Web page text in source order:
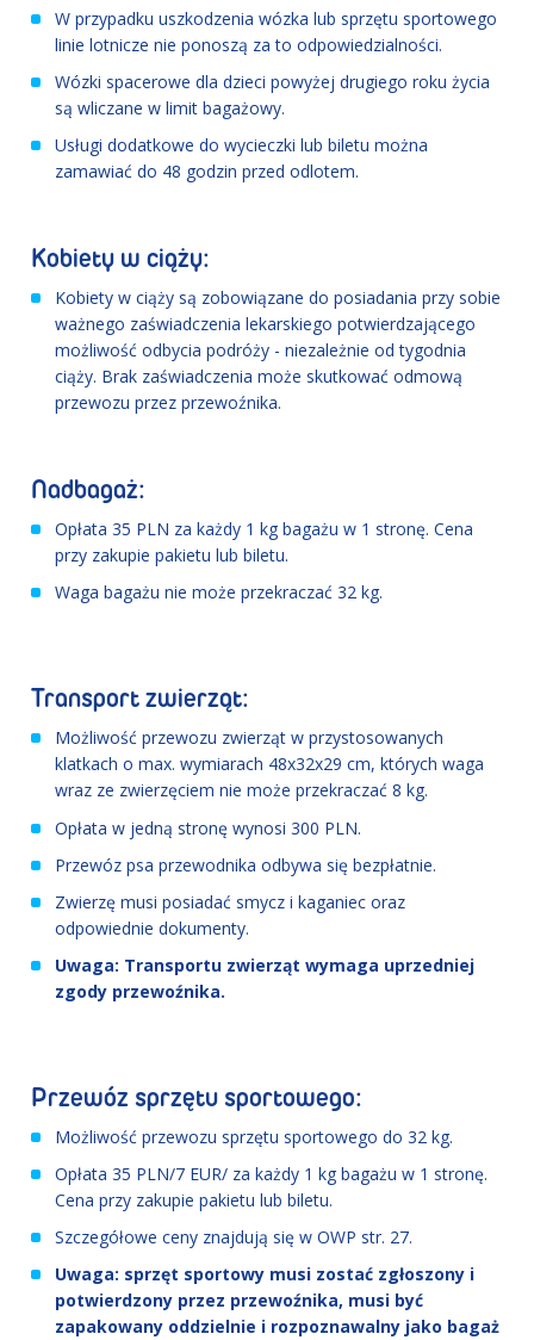
W przypadku uszkodzenia wózka lub sprzętu sportowego
linie lotnicze nie ponoszą za to odpowiedzialności.
Wózki spacerowe dla dzieci powyżej drugiego roku życia
są wliczane w limit bagażowy.
Usługi dodatkowe do wycieczki lub biletu można
zamawiać do 48 godzin przed odlotem.
Kobiety w ciąży:
Kobiety w ciąży są zobowiązane do posiadania przy sobie
ważnego zaświadczenia lekarskiego potwierdzającego
możliwość odbycia podróży - niezależnie od tygodnia
ciąży. Brak zaświadczenia może skutkować odmową
przewozu przez przewoźnika.
Nadbagaż:
Opłata 35 PLN za każdy 1 kg bagażu w 1 stronę. Cena
przy zakupie pakietu lub biletu.
Waga bagażu nie może przekraczać 32 kg.
Transport zwierząt:
Możliwość przewozu zwierząt w przystosowanych
klatkach o max. wymiarach 48x32x29 cm, których waga
wraz ze zwierzęciem nie może przekraczać 8 kg.
Opłata w jedną stronę wynosi 300 PLN.
Przewóz psa przewodnika odbywa się bezpłatnie.
Zwierzę musi posiadać smycz i kaganiec oraz
odpowiednie dokumenty.
Uwaga: Transportu zwierząt wymaga uprzedniej
zgody przewoźnika.
Przewóz sprzętu sportowego:
Możliwość przewozu sprzętu sportowego do 32 kg.
Opłata 35 PLN/7 EUR/ za każdy 1 kg bagażu w 1 stronę.
Cena przy zakupie pakietu lub biletu.
Szczegółowe ceny znajdują się w OWP str. 27.
Uwaga: sprzęt sportowy musi zostać zgłoszony i
potwierdzony przez przewoźnika, musi być
zapakowany oddzielnie i rozpoznawalny jako bagaż